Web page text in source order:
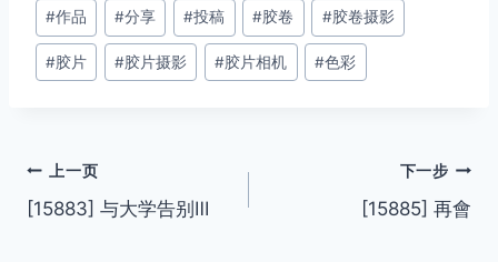
章
标
#作品 #分享 #投稿 #胶卷 #胶卷摄影
#胶片 #胶片摄影 #胶片相机 #色彩
文
章
上一页
[15883] 与大学告别Ⅲ
下一步
[15885] 再會